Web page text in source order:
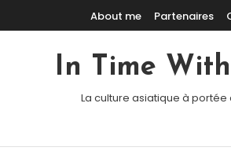
Skip To ContentAbout me Partenaires
In Time
La culture asiatique à portée